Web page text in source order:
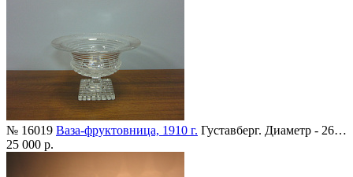
№ 16019 Ваза-фруктовница, 1910 г. Густавберг. Диаметр - 26…
25 000 р.